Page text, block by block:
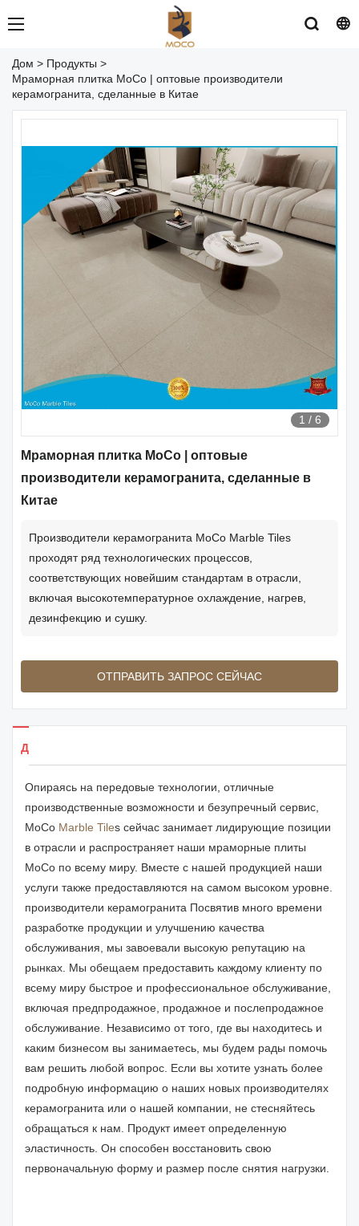
Дом > Продукты >
Мраморная плитка MoCo | оптовые производители
керамогранита, сделанные в Китае
1 / 6
Мраморная плитка MoCo | оптовые
производители керамогранита, сделанные в
Китае
Производители керамогранита MoCo Marble Tiles
проходят ряд технологических процессов,
соответствующих новейшим стандартам в отрасли,
включая высокотемпературное охлаждение, нагрев,
дезинфекцию и сушку.
ОТПРАВИТЬ ЗАПРОС СЕЙЧАС
Детали продуктов
Опираясь на передовые технологии, отличные
производственные возможности и безупречный сервис,
MoCo Marble Tiles сейчас занимает лидирующие позиции
в отрасли и распространяет наши мраморные плиты
MoCo по всему миру. Вместе с нашей продукцией наши
услуги также предоставляются на самом высоком уровне.
производители керамогранита Посвятив много времени
разработке продукции и улучшению качества
обслуживания, мы завоевали высокую репутацию на
рынках. Мы обещаем предоставить каждому клиенту по
всему миру быстрое и профессиональное обслуживание,
включая предпродажное, продажное и послепродажное
обслуживание. Независимо от того, где вы находитесь и
каким бизнесом вы занимаетесь, мы будем рады помочь
вам решить любой вопрос. Если вы хотите узнать более
подробную информацию о наших новых производителях
керамогранита или о нашей компании, не стесняйтесь
обращаться к нам. Продукт имеет определенную
эластичность. Он способен восстановить свою
первоначальную форму и размер после снятия нагрузки.